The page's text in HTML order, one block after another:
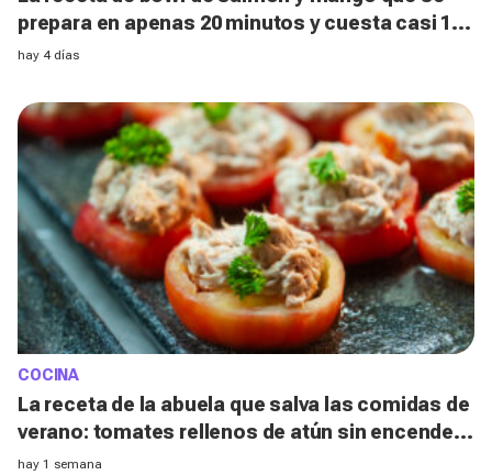
prepara en apenas 20 minutos y cuesta casi 10
€ menos que pedirla a domicilio
hay 4 días
COCINA
La receta de la abuela que salva las comidas de
verano: tomates rellenos de atún sin encender
el horno
hay 1 semana